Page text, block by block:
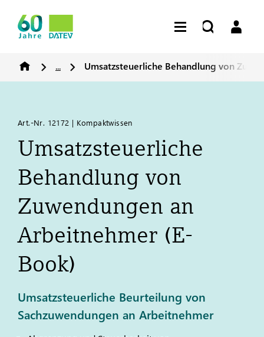
... Umsatzsteuerliche Behandlung von
Art.-Nr. 12172 | Kompaktwissen
Umsatzsteuerliche
Behandlung von
Zuwendungen an
Arbeitnehmer (E-
Book)
Umsatzsteuerliche Beurteilung von
Sachzuwendungen an Arbeitnehmer